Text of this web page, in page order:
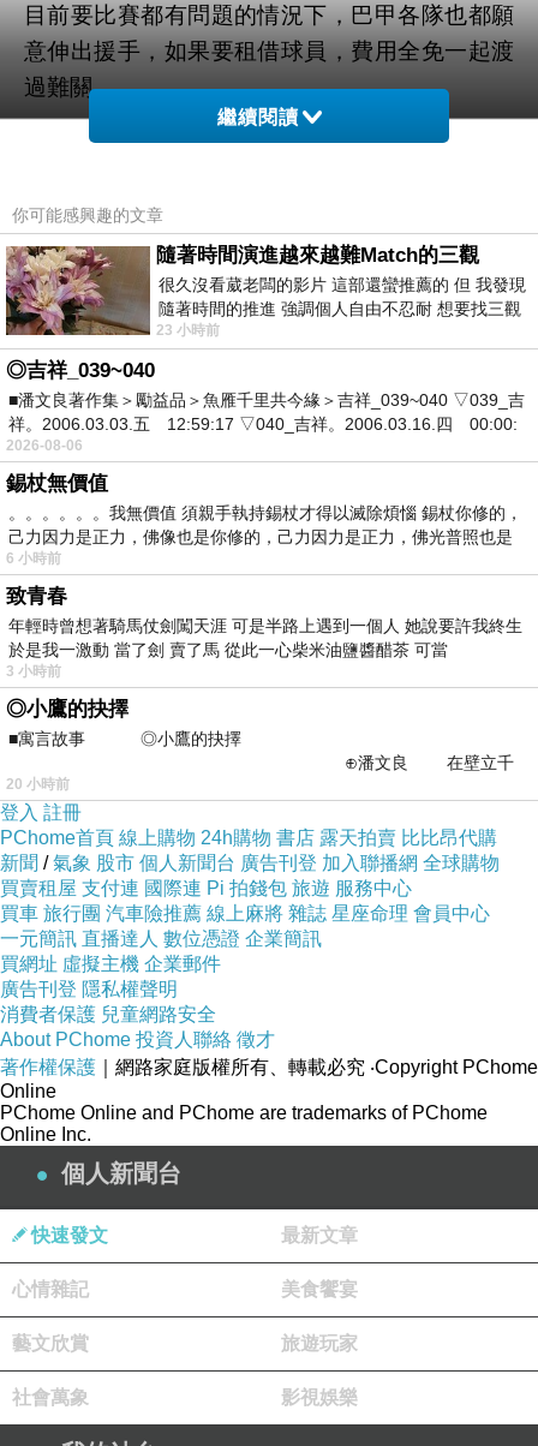
目前要比賽都有問題的情況下，巴甲各隊也都願
意伸出援手，如果要租借球員，費用全免一起渡
過難關。
▲小羅納度。(圖／達志影像／美聯社)
但墜機意外讓查比高恩斯整體實力下降不少，就
有網友呼籲幾名名將來拯救這支球隊，其中一位
就是巴西的小羅納度，小羅納度尚未宣布退休，
沒有效力任何球隊的他，目前擔任巴塞隆納的宣
傳大使。
更有網友想請出去年宣布退休的阿根廷名將里克
爾梅，有報導指出兩位世界級的球星正在考慮可
能性，一起拯救查比高恩斯
基隆年菜外帶
。
台中年菜2016預購
?接收更多
2017花蓮縣年菜宅配
精彩賽事，歡迎加入《ETtoday
雲林年菜2016預購
運動雲》粉絲團
★圖片為版權照片，由達志影像供《ETtoday東
森新聞雲》專用，任何網站、報刊、電視台未經
達志影像許可，不得部分或全部轉載！
2017宜蘭縣年菜宅配
2017年菜預購 嘉義縣
年菜菜色 2016年菜預購 花蓮縣
2017桃園年菜預訂 2017桃園年菜預訂
繼續閱讀
你可能感興趣的文章
隨著時間演進越來越難Match的三觀
很久沒看葳老闆的影片 這部還蠻推薦的 但 我發現
隨著時間的推進 強調個人自由不忍耐 想要找三觀
接近的不要說對象 連朋友都超
23 小時前
◎吉祥_039~040
■潘文良著作集＞勵益品＞魚雁千里共今緣＞吉祥_039~040 ▽039_吉
祥。2006.03.03.五 12:59:17 ▽040_吉祥。2006.03.16.四 00:00:
2026-08-06
錫杖無價值
。。。。。。我無價值 須親手執持錫杖才得以滅除煩惱 錫杖你修的，
己力因力是正力，佛像也是你修的，己力因力是正力，佛光普照也是
6 小時前
致青春
年輕時曾想著騎馬仗劍闖天涯 可是半路上遇到一個人 她說要許我終生
於是我一激動 當了劍 賣了馬 從此一心柴米油鹽醬醋茶 可當
3 小時前
◎小鷹的抉擇
■寓言故事 ◎小鷹的抉擇
⊕潘文良 在壁立千
仞的懸崖上，有一座遮天蔽
20 小時前
登入 註冊
PChome首頁 線上購物 24h購物 書店 露天拍賣 比比昂代購
新聞 /氣象 股市 個人新聞台 廣告刊登 加入聯播網 全球購物
買賣租屋 支付連 國際連 Pi 拍錢包 旅遊 服務中心
買車 旅行團 汽車險推薦 線上麻將 雜誌 星座命理 會員中心
一元簡訊 直播達人 數位憑證 企業簡訊
買網址 虛擬主機 企業郵件
廣告刊登 隱私權聲明
消費者保護 兒童網路安全
About PChome 投資人聯絡 徵才
著作權保護 ｜網路家庭版權所有、轉載必究 ‧Copyright PChome
Online
PChome Online and PChome are trademarks of PChome
Online Inc.
個人新聞台
快速發文 最新文章
心情雜記 美食饗宴
藝文欣賞 旅遊玩家
社會萬象 影視娛樂